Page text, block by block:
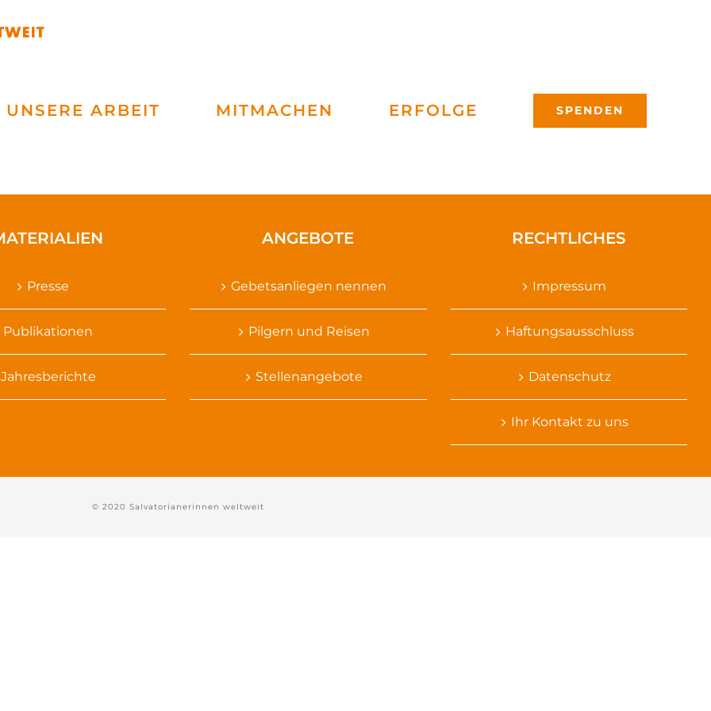
UNSERE ARBEIT MITMACHEN ERFOLGE SPENDEN
Presse
Publikationen
Jahresberichte
ANGEBOTE
Gebetsanliegen nennen
Pilgern und Reisen
Stellenangebote
RECHTLICHES
Impressum
Haftungsausschluss
Datenschutz
Ihr Kontakt zu uns
© 2020 Salvatorianerinnen weltweit